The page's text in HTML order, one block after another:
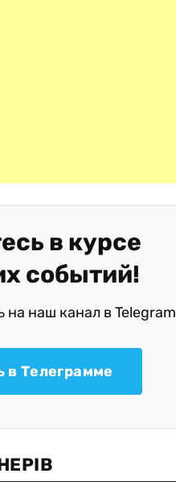
в курсе
событий!
на наш канал в Telegram
в Телеграмме